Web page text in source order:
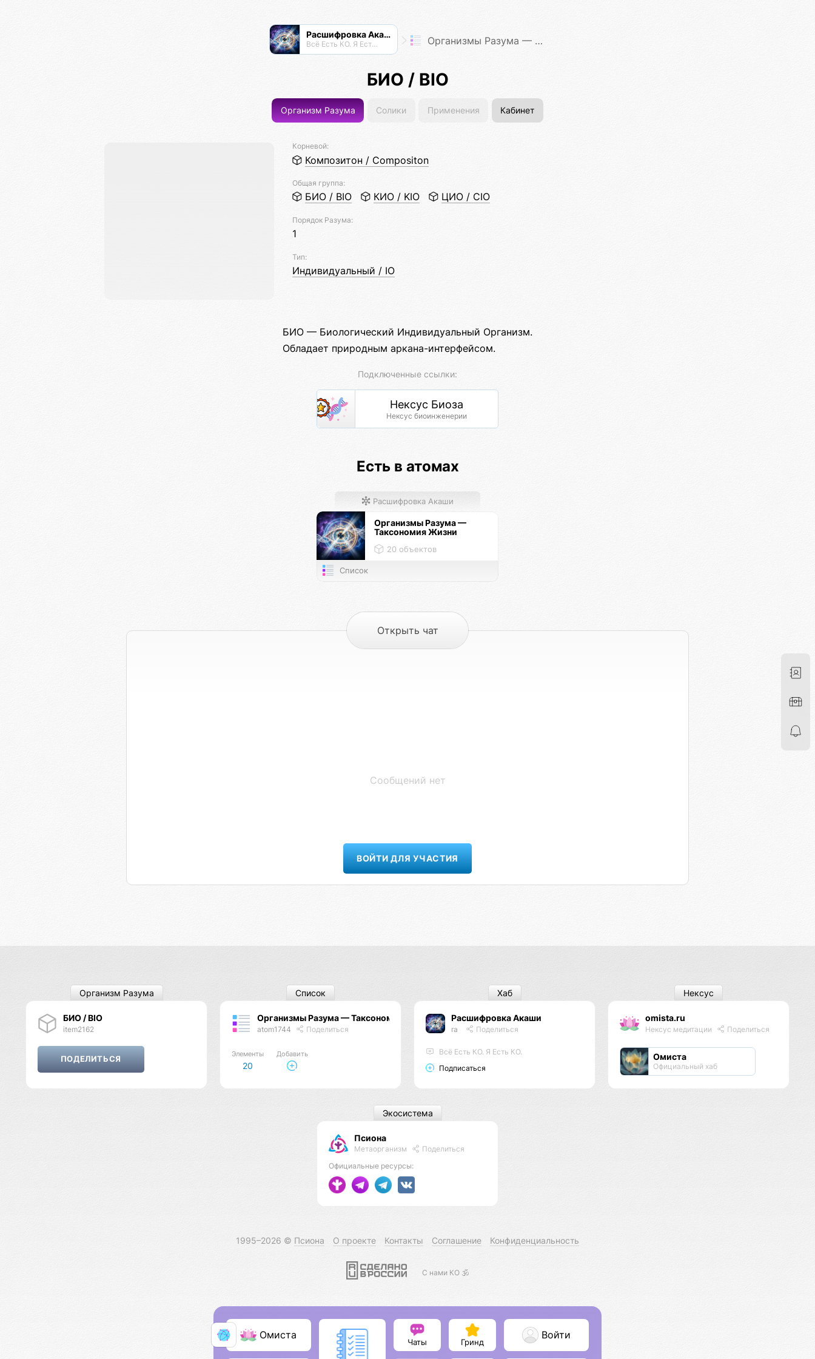
Расшифровка Акаши
Всё Есть КО. Я Есть КО. Организмы Разума — Таксономия Жизни
БИО / BIO
Организм Разума Солики Применения Кабинет
Корневой:
Композитон / Compositon
Общая группа:
БИО / BIO КИО / KIO ЦИО / CIO
Порядок Разума:
1
Тип:
Индивидуальный / IO
БИО — Биологический Индивидуальный Организм.
Обладает природным аркана-интерфейсом.
Подключенные ссылки:
Нексус Биоза
Нексус биоинженерии
Есть в атомах
Расшифровка Акаши
Организмы Разума —
Таксономия Жизни
20 объектов
Список
Открыть чат
Сообщений нет
ВОЙТИ ДЛЯ УЧАСТИЯ
БИО / BIO
item2162
Организм Разума
Организмы Разума — Таксономия Жизни
atom1744 Поделиться
Элементы
20
Добавить
Список
Расшифровка Акаши
ra Поделиться
Всё Есть КО. Я Есть КО.
Подписаться
Хаб
omista.ru
Нексус медитации Поделиться
Омиста
Официальный хаб
Нексус
Псиона
Метаорганизм
Поделиться
Официальные ресурсы:
Экосистема
1995–2026 © Псиона О проекте Контакты Соглашение Конфиденциальность
С нами КО 🕉️
Омиста
Чаты Гринд
Войти